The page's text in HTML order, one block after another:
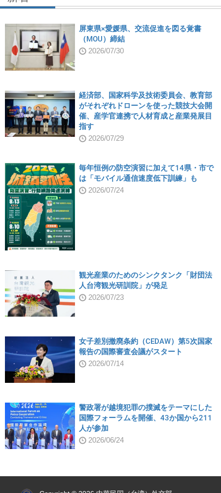
屏東県×愛媛県、交流促進を図る覚書
（MOU）締結
2026/07/30
経済部、国家科学及技術委員会、教育部
がそれぞれドローンを使った競技大会開
催、産学官連携で人材育成と産業発展目
指す
2026/07/29
毎年恒例の防空演習に加えて14県・市で
は「モバイル通信速度低下訓練」も
2026/07/24
観光産業のためのシンクタンク「財団法
人台湾観光研訓院」が発足
2026/07/23
女子差別撤廃条約（CEDAW）第5次国家
報告の国際審査会議がスタート
2026/07/14
警政署が越境犯罪の撲滅をテーマにした
国際フォーラムを開催、43か国から211
人が参加
2026/06/24